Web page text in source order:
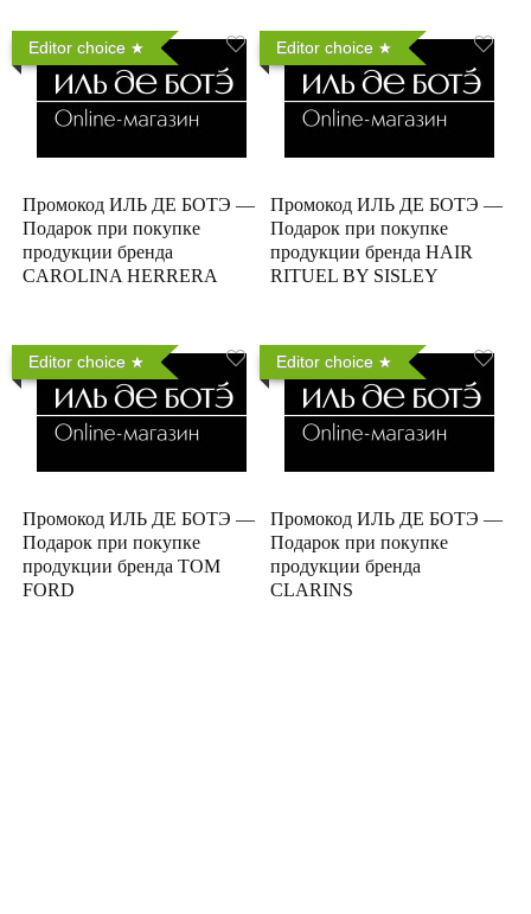
Editor choice
Промокод ИЛЬ ДЕ БОТЭ —
Подарок при покупке
продукции бренда
CAROLINA HERRERA
Editor choice
Промокод ИЛЬ ДЕ БОТЭ —
Подарок при покупке
продукции бренда HAIR
RITUEL BY SISLEY
Editor choice
Промокод ИЛЬ ДЕ БОТЭ —
Подарок при покупке
продукции бренда TOM
FORD
Editor choice
Промокод ИЛЬ ДЕ БОТЭ —
Подарок при покупке
продукции бренда
CLARINS